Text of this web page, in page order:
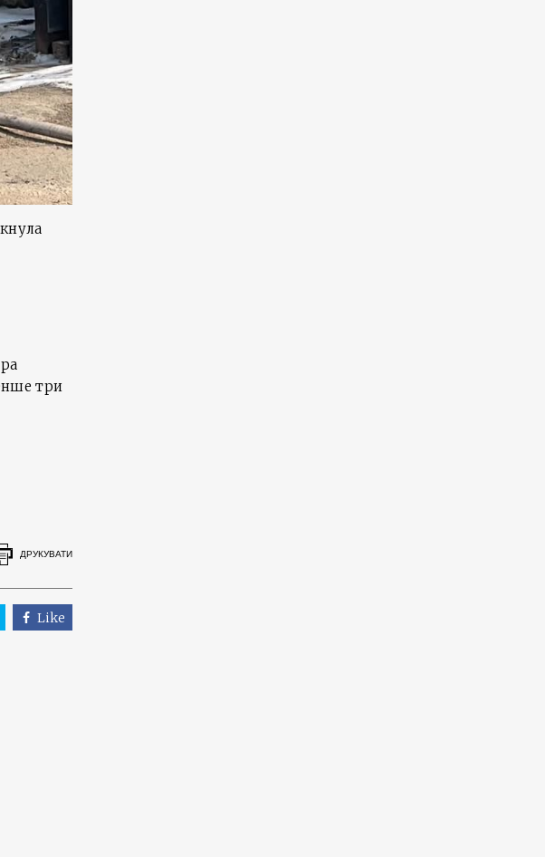
три
ДРУКУВАТИ
Like